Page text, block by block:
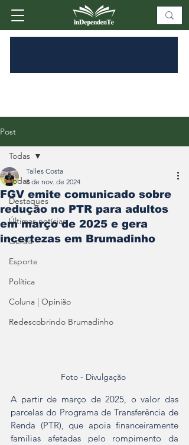
Post
Todas
Destaques
Últimas notícias
Gerais
Esporte
Política
Coluna | Opinião
Redescobrindo Brumadinho
Todas
FGV emite comunicado sobre
redução no PTR para adultos
em março de 2025 e gera
incertezas em Brumadinho
Talles Costa
8 de nov. de 2024
Foto - Divulgação
A partir de março de 2025, o valor das
parcelas do Programa de Transferência de
Renda (PTR), que apoia financeiramente
famílias afetadas pelo rompimento da